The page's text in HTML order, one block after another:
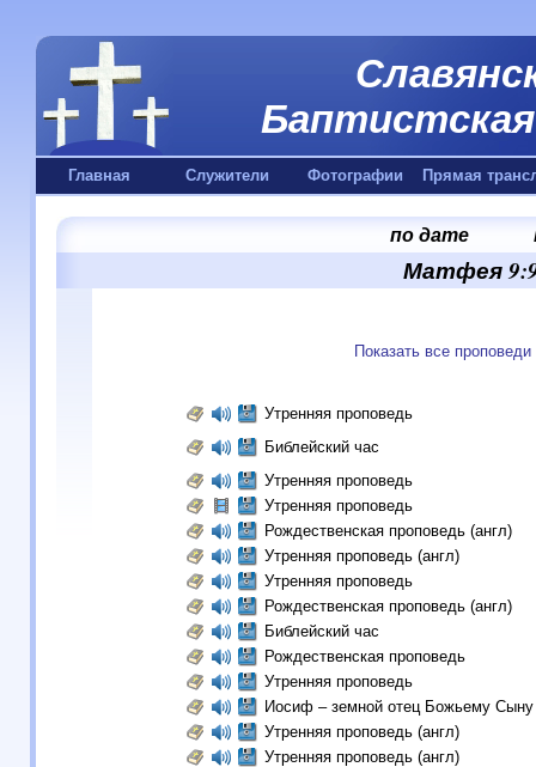
Главная Служители Фотографии Прямая
по дате
Матфея
Показать все
Утренняя проповедь
Библейский час
Утренняя проповедь
Утренняя проповедь
Рождественская проповедь (англ)
Утренняя проповедь (англ)
Утренняя проповедь
Рождественская проповедь (англ)
Библейский час
Рождественская проповедь
Утренняя проповедь
Иосиф – земной отец Божьему
Утренняя проповедь (англ)
Утренняя проповедь (англ)